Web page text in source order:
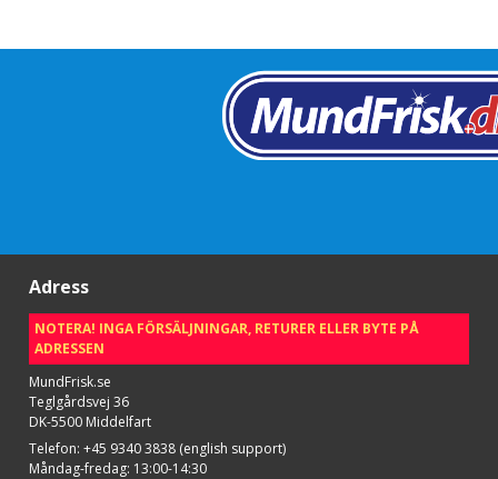
Adress
NOTERA! INGA FÖRSÄLJNINGAR, RETURER ELLER BYTE PÅ
ADRESSEN
MundFrisk.se
Teglgårdsvej 36
DK-5500 Middelfart
Telefon: +45 9340 3838 (english support)
Måndag-fredag: 13:00-14:30